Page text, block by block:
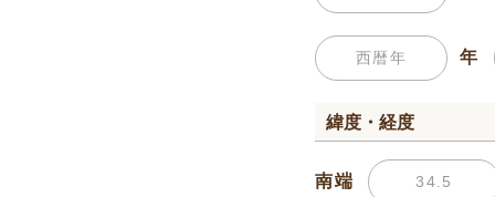
年
緯度・経度
南端